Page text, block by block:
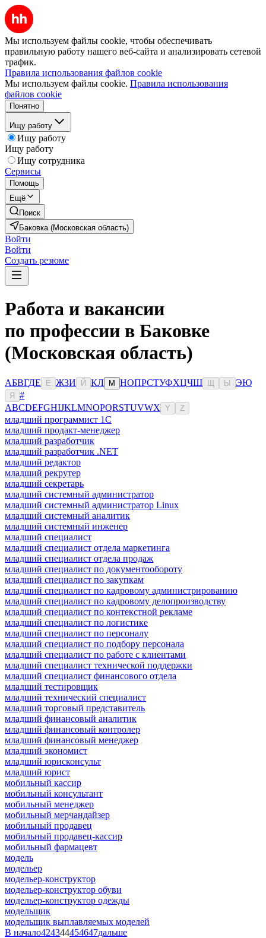
Мы используем файлы cookie, чтобы обеспечивать
правильную работу нашего веб-сайта и анализировать сетевой
трафик.
Правила использования файлов cookie
Мы используем файлы cookie. Правила использования
файлов cookie
Понятно
Ищу работу
Ищу работу
Ищу работу
Ищу сотрудника
Сервисы
Помощь
Ещё
Поиск
Баковка (Московская область)
Войти
Войти
Создать резюме
Работа и вакансии
по профессии в Баковке
(Московская область)
АБВГДЕ Ё ЖЗИ Й КЛ М НОПРСТУФХЦЧШ Ы ЭЮ
Я
#
ABCDEFGHIJKLMNOPQRSTUVWX Y Z
младший программист 1С
младший продакт-менеджер
младший разработчик
младший разработчик .NET
младший редактор
младший рекрутер
младший секретарь
младший системный администратор
младший системный администратор Linux
младший системный аналитик
младший системный инженер
младший специалист
младший специалист отдела маркетинга
младший специалист отдела продаж
младший специалист по документообороту
младший специалист по закупкам
младший специалист по кадровому администрированию
младший специалист по кадровому делопроизводству
младший специалист по контекстной рекламе
младший специалист по логистике
младший специалист по персоналу
младший специалист по подбору персонала
младший специалист по работе с клиентами
младший специалист технической поддержки
младший специалист финансового отдела
младший тестировщик
младший технический специалист
младший торговый представитель
младший финансовый аналитик
младший финансовый контролер
младший финансовый менеджер
младший экономист
младший юрисконсульт
младший юрист
мобильный кассир
мобильный консультант
мобильный менеджер
мобильный мерчандайзер
мобильный продавец
мобильный продавец-кассир
мобильный фармацевт
модель
модельер
модельер-конструктор
модельер-конструктор обуви
модельер-конструктор одежды
модельщик
модельщик выплавляемых моделей
В начало424344454647дальше